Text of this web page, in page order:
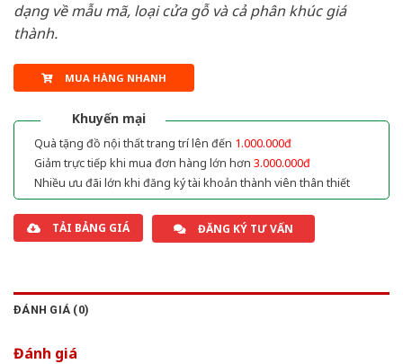
dạng về mẫu mã, loại cửa gỗ và cả phân khúc giá
thành.
MUA HÀNG NHANH
Khuyến mại
Quà tặng đồ nội thất trang trí lên đến 1.000.000đ
Giảm trực tiếp khi mua đơn hàng lớn hơn 3.000.000đ
Nhiều ưu đãi lớn khi đăng ký tài khoản thành viên thân thiết
TẢI BẢNG GIÁ ĐĂNG KÝ TƯ VẤN
ĐÁNH GIÁ (0)
Đánh giá